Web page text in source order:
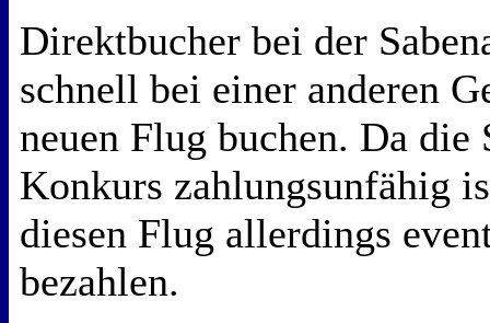
Direktbucher bei der
schnell bei einer anderen
neuen Flug buchen. Da die
Konkurs zahlungsunfähig
diesen Flug allerdings
bezahlen.